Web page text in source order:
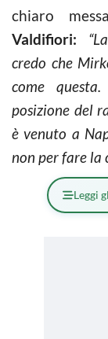
chiaro
Valdifiori:
credo che
come
posizione del
è venuto a
non per fare la
Leggi